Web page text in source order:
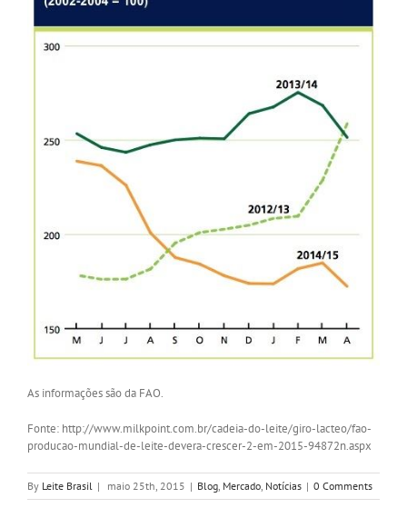
As informações são da FAO.
Fonte: http://www.milkpoint.com.br/cadeia-do-leite/giro-lacteo/fao-
producao-mundial-de-leite-devera-crescer-2-em-2015-94872n.aspx
By Leite Brasil | maio 25th, 2015 | Blog Mercado Notícias | 0 Comments